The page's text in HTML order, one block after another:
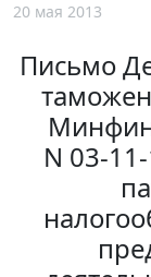
20 мая 2013
Письмо
N 03-